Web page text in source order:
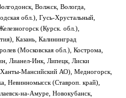
Волжск, Вологда,
обл.), Гусь-Хрустальный,
(Курск. обл.),
Казань, Калининград
(Московская обл.), Кострома,
Лианел-Инк, Липецк, Лиски
Мансийский АО), Медногорск,
(Ставроп. край),
на-Амуре, Новокубанск,